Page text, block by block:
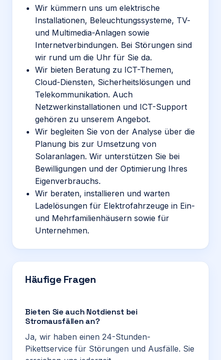
Wir kümmern uns um elektrische
Installationen, Beleuchtungssysteme, TV-
und Multimedia-Anlagen sowie
Internetverbindungen. Bei Störungen sind
wir rund um die Uhr für Sie da.
Wir bieten Beratung zu ICT-Themen,
Cloud-Diensten, Sicherheitslösungen und
Telekommunikation. Auch
Netzwerkinstallationen und ICT-Support
gehören zu unserem Angebot.
Wir begleiten Sie von der Analyse über die
Planung bis zur Umsetzung von
Solaranlagen. Wir unterstützen Sie bei
Bewilligungen und der Optimierung Ihres
Eigenverbrauchs.
Wir beraten, installieren und warten
Ladelösungen für Elektrofahrzeuge in Ein-
und Mehrfamilienhäusern sowie für
Unternehmen.
Häufige Fragen
Bieten Sie auch Notdienst bei
Stromausfällen an?
Ja, wir haben einen 24-Stunden-
Pikettservice für Störungen und Ausfälle. Sie